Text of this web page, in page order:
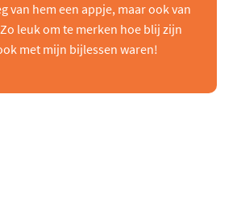
van hem een appje, maar ook van
leuk om te merken hoe blij zijn
met mijn bijlessen waren!